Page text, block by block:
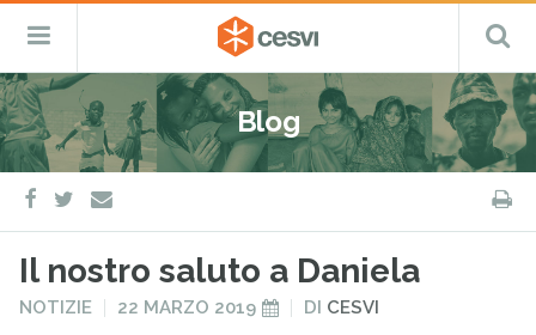
Salta
al
contenuto
CESVI
Fondazione
–
ETS
Cooperazione,
Emergenza
e
Sviluppo
Menu
Blog
facebook
twitter
e-
mail
Il nostro saluto a Daniela
PUBBLICATO
NOTIZIE
PUBBLICATO
22 MARZO 2019 DI CESVI